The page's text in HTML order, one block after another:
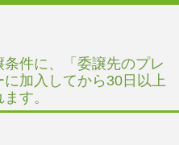
件に、「委譲先のプレ
加入してから30日以上
す。